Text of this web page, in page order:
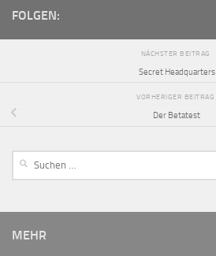
FOLGEN:
NÄCHSTER BEITRAG
Secret Headquarters
VORHERIGER BEITRAG
Der Betatest
MEHR